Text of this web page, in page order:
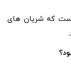
که شریان‌ های